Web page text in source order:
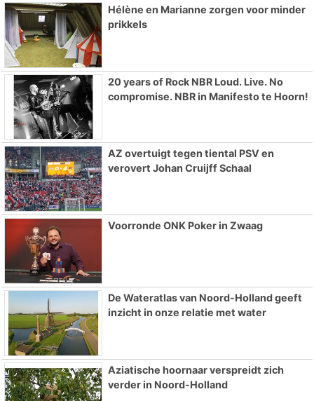
Hélène en Marianne zorgen voor minder
prikkels
20 years of Rock NBR Loud. Live. No
compromise. NBR in Manifesto te Hoorn!
AZ overtuigt tegen tiental PSV en
verovert Johan Cruijff Schaal
Voorronde ONK Poker in Zwaag
De Wateratlas van Noord-Holland geeft
inzicht in onze relatie met water
Aziatische hoornaar verspreidt zich
verder in Noord-Holland